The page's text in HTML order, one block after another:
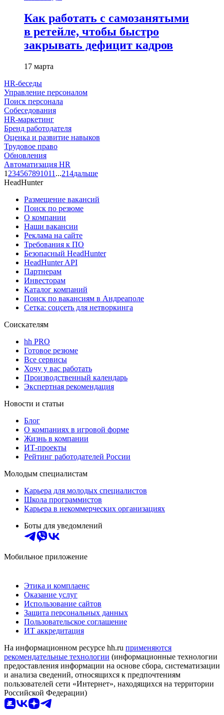
Как работать с самозанятыми
в ретейле, чтобы быстро
закрывать дефицит кадров
17 марта
HR-беседы
Управление персоналом
Поиск персонала
Собеседования
HR-маркетинг
Бренд работодателя
Оценка и развитие навыков
Трудовое право
Обновления
Автоматизация HR
1 234567891011 ...214дальше
HeadHunter
Размещение вакансий
Поиск по резюме
О компании
Наши вакансии
Реклама на сайте
Требования к ПО
Безопасный HeadHunter
HeadHunter API
Партнерам
Инвесторам
Каталог компаний
Поиск по вакансиям в Андреаполе
Сетка: соцсеть для нетворкинга
Соискателям
hh PRO
Готовое резюме
Все сервисы
Хочу у вас работать
Производственный календарь
Экспертная рекомендация
Новости и статьи
Блог
О компаниях в игровой форме
Жизнь в компании
ИТ-проекты
Рейтинг работодателей России
Молодым специалистам
Карьера для молодых специалистов
Школа программистов
Карьера в некоммерческих организациях
Боты для уведомлений
Мобильное приложение
Этика и комплаенс
Оказание услуг
Использование сайтов
Защита персональных данных
Пользовательское соглашение
ИТ аккредитация
На информационном ресурсе hh.ru применяются
рекомендательные технологии (информационные технологии
предоставления информации на основе сбора, систематизации
и анализа сведений, относящихся к предпочтениям
пользователей сети «Интернет», находящихся на территории
Российской Федерации)